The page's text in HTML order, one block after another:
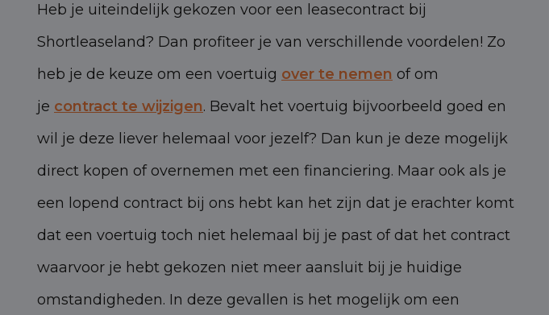
Heb je uiteindelijk gekozen voor een leasecontract bij
Shortleaseland? Dan profiteer je van verschillende voordelen! Zo
heb je de keuze om een voertuig over te nemen of om
je contract te wijzigen. Bevalt het voertuig bijvoorbeeld goed en
wil je deze liever helemaal voor jezelf? Dan kun je deze mogelijk
direct kopen of overnemen met een financiering. Maar ook als je
een lopend contract bij ons hebt kan het zijn dat je erachter komt
dat een voertuig toch niet helemaal bij je past of dat het contract
waarvoor je hebt gekozen niet meer aansluit bij je huidige
omstandigheden. In deze gevallen is het mogelijk om een